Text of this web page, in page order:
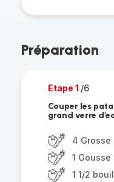
Préparation
Etape 1 /6
Couper les
grand verre
4 Grosse
1 Gousse
1 1/2